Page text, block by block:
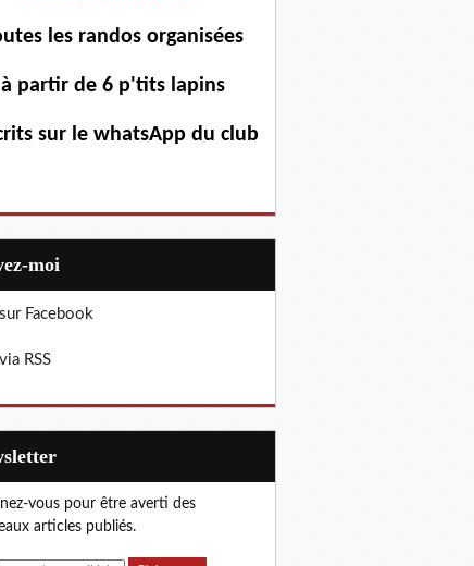
les randos organisées
à partir de 6 p'tits lapins
sur le whatsApp du club
moi
sur Facebook
via RSS
vous pour être averti des
articles publiés.